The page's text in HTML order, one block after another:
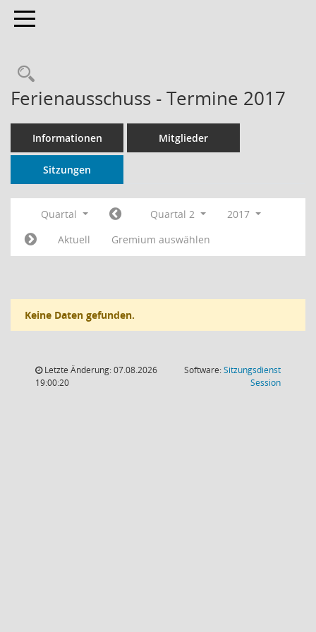
Toggle navigation
Rechercheauswahl
Ferienausschuss - Termine 2017
Informationen Mitglieder
Sitzungen
Quartal Quartal 2
2017
Aktuell
Gremium auswählen
Keine Daten gefunden.
Letzte Änderung: 07.08.2026
19:00:20
Software:Sitzungsdienst
Session(Wird in